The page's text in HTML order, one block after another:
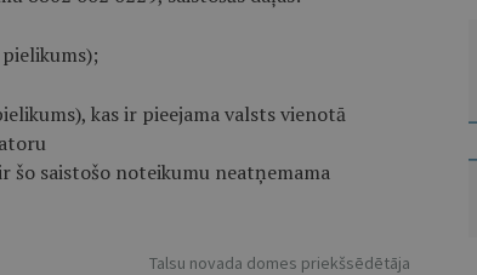
kas ir pieejama valsts vienotā
šo saistošo noteikumu neatņemama
Talsu novada domes priekšsēdētāja